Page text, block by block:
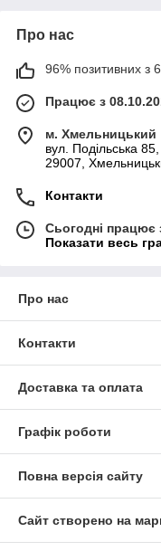
Про нас
96% позитивних з
Працює з
м. Хмельницький
вул. Подільська
29007,
Контакти
Сьогодні працює
Показати весь
Про нас
Контакти
Доставка та оплата
Графік роботи
Повна версія сайту
Сайт створено на